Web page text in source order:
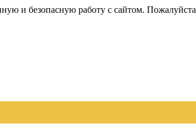
и безопасную работу с сайтом. Пожалуйста